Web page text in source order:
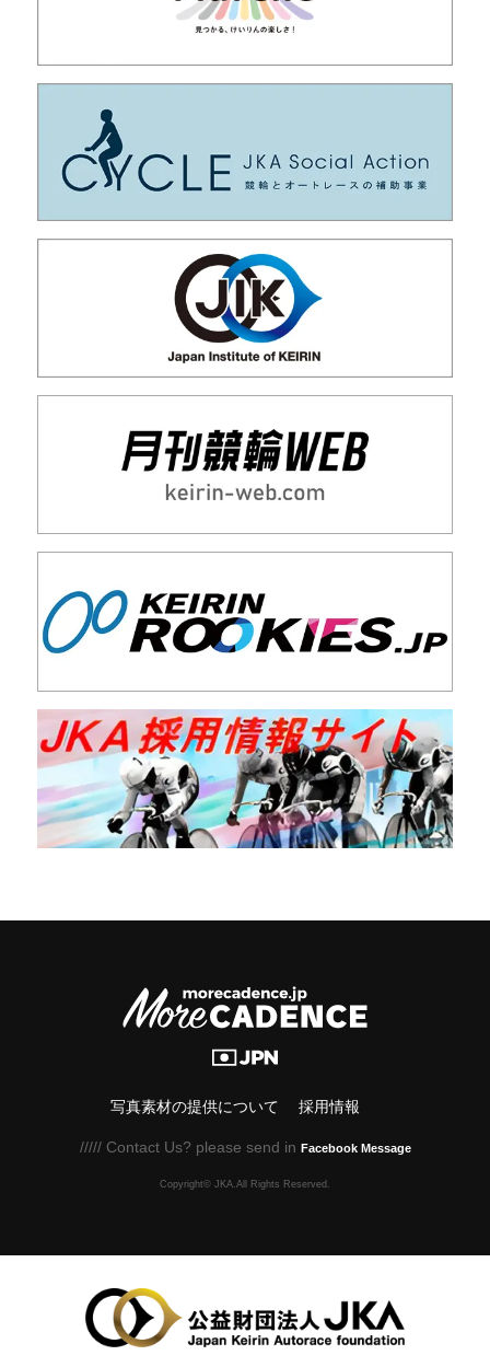
写真素材の提供について 採用情報
///// Contact Us? please send in Facebook Message
Copyright© JKA.All Rights Reserved.